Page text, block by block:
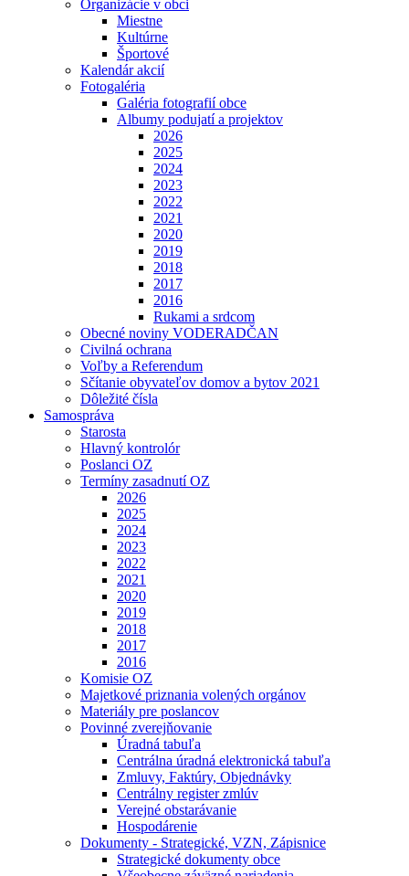
Organizácie v obci
Miestne
Kultúrne
Športové
Kalendár akcií
Fotogaléria
Galéria fotografií obce
Albumy podujatí a projektov
2026
2025
2024
2023
2022
2021
2020
2019
2018
2017
2016
Rukami a srdcom
Obecné noviny VODERADČAN
Civilná ochrana
Voľby a Referendum
Sčítanie obyvateľov domov a bytov 2021
Dôležité čísla
Samospráva
Starosta
Hlavný kontrolór
Poslanci OZ
Termíny zasadnutí OZ
2026
2025
2024
2023
2022
2021
2020
2019
2018
2017
2016
Komisie OZ
Majetkové priznania volených orgánov
Materiály pre poslancov
Povinné zverejňovanie
Úradná tabuľa
Centrálna úradná elektronická tabuľa
Zmluvy, Faktúry, Objednávky
Centrálny register zmlúv
Verejné obstarávanie
Hospodárenie
Dokumenty - Strategické, VZN, Zápisnice
Strategické dokumenty obce